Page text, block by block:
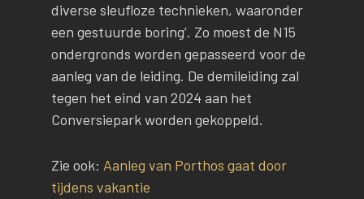
diverse sleufloze technieken, waaronder
een gestuurde boring’. Zo moest de N15
ondergronds worden gepasseerd voor de
aanleg van de leiding. De demileiding zal
tegen het eind van 2024 aan het
Conversiepark worden gekoppeld.
Zie ook: Aanleg van Porthos gaat door
tijdens vakantie